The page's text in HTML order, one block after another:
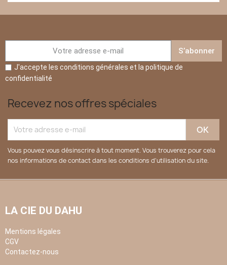
S’abonner
J'accepte les conditions générales et la politique de
confidentialité
Recevez nos offres spéciales
Vous pouvez vous désinscrire à tout moment. Vous trouverez pour cela
nos informations de contact dans les conditions d'utilisation du site.
LA CIE DU DAHU
Mentions légales
CGV
Contactez-nous